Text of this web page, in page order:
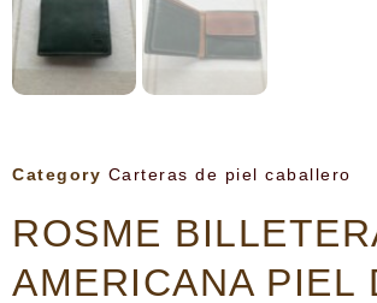
Category Carteras de piel caballero
ROSME
AMERICANA PIEL